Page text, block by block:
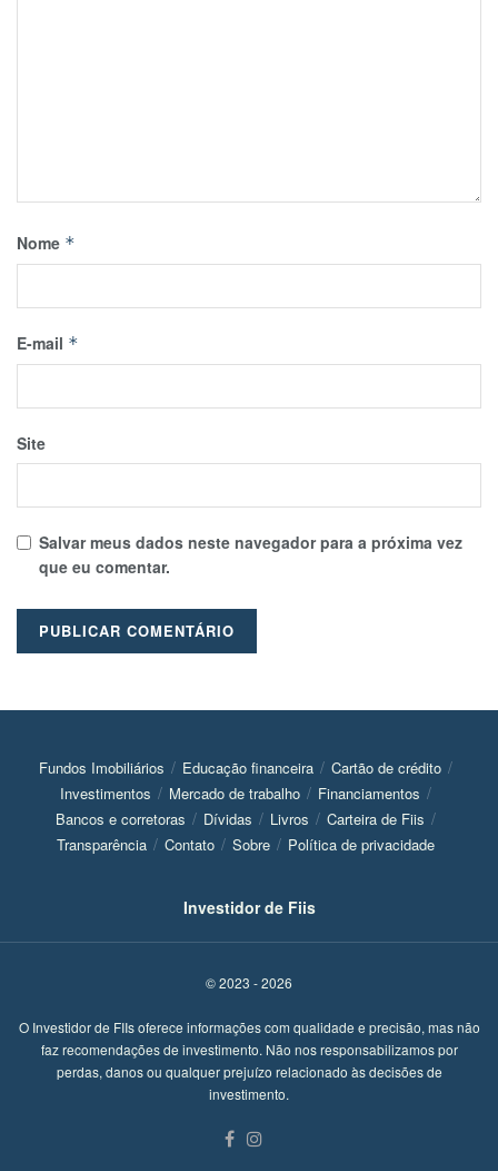
Nome *
E-mail *
Site
Salvar meus dados neste navegador para a próxima vez
que eu comentar.
Fundos Imobiliários Educação financeira
Cartão de crédito
Investimentos
Mercado de trabalho
Financiamentos
Bancos e corretoras
Dívidas Livros
Carteira de Fiis
Transparência
Contato Sobre Política de privacidade
Investidor de Fiis
© 2023 - 2026
O Investidor de FIIs oferece informações com qualidade e precisão, mas não
faz recomendações de investimento. Não nos responsabilizamos por
perdas, danos ou qualquer prejuízo relacionado às decisões de
investimento.